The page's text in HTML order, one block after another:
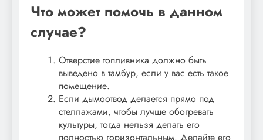
Что может помочь в данном
случае?
Отверстие топливника должно быть
выведено в тамбур, если у вас есть такое
помещение.
Если дымоотвод делается прямо под
стеллажами, чтобы лучше обогревать
культуры, тогда нельзя делать его
полностью горизонтальным. Делайте его